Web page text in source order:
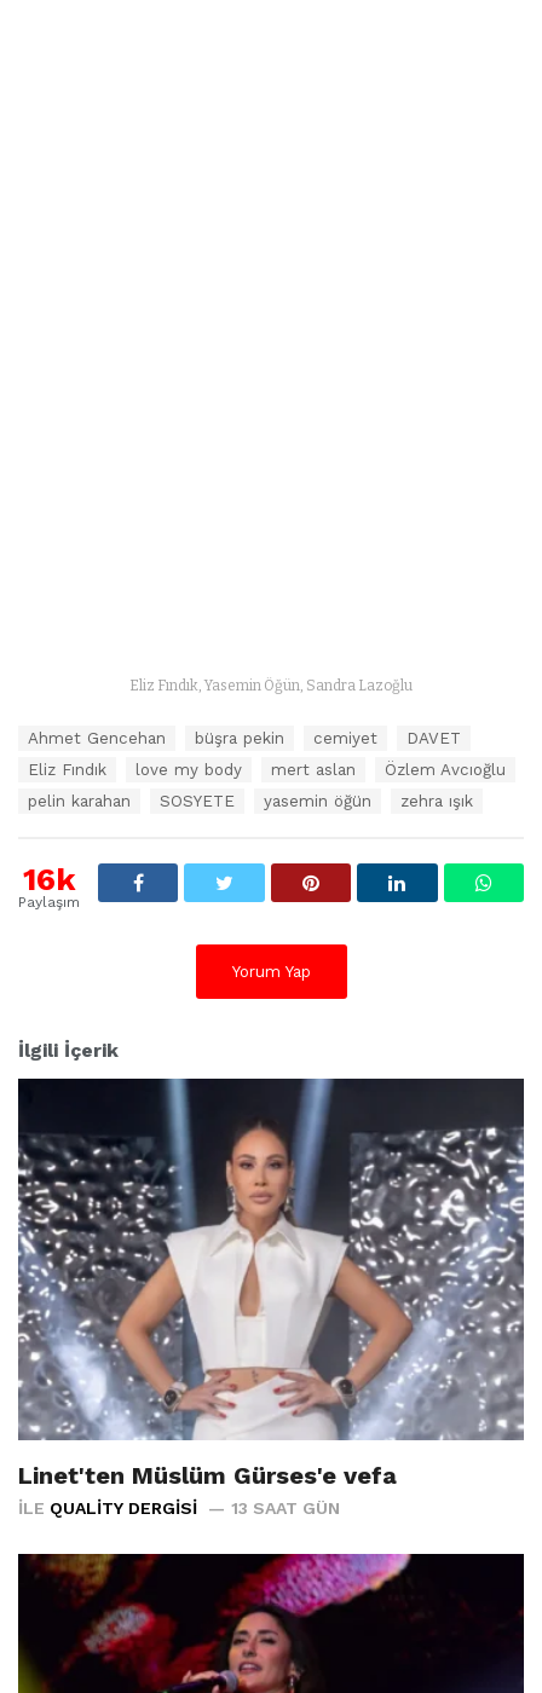
Eliz Fındık, Yasemin Öğün, Sandra Lazoğlu
r
Ahmet Gencehan büşra pekin cemiyet
DAVET
Eliz Fındık
love my body mert aslan
Özlem Avcıoğlu
pelin karahan
SOSYETE yasemin öğün zehra ışık
16k
Paylaşım
Yorum Yap
İlgili İçerik
Linet'ten Müslüm Gürses'e vefa
İLE QUALITY DERGISI 13 SAAT GÜN